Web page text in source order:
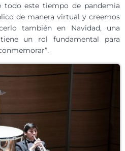
todo este tiempo de pandemia
de manera virtual y creemos
también en Navidad, una
un rol fundamental para